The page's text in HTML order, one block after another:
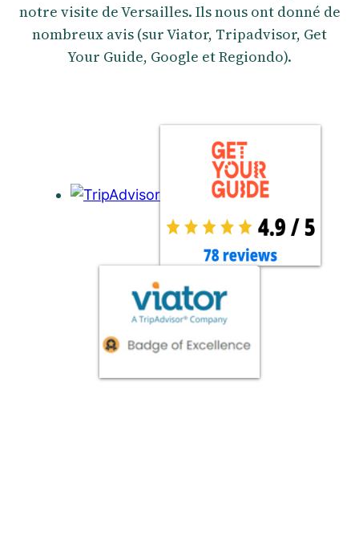
notre visite de Versailles. Ils nous ont donné de
nombreux avis (sur Viator, Tripadvisor, Get
Your Guide, Google et Regiondo).